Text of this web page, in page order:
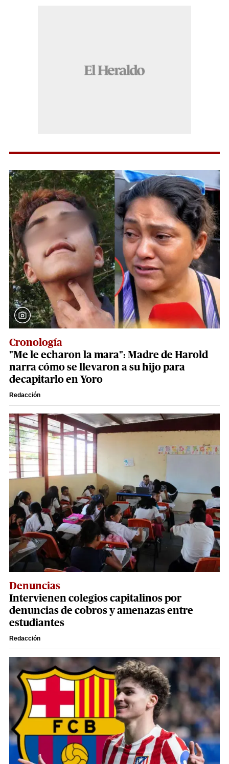
Cronología
"Me le echaron la mara": Madre de Harold
narra cómo se llevaron a su hijo para
decapitarlo en Yoro
Redacción
Denuncias
Intervienen colegios capitalinos por
denuncias de cobros y amenazas entre
estudiantes
Redacción